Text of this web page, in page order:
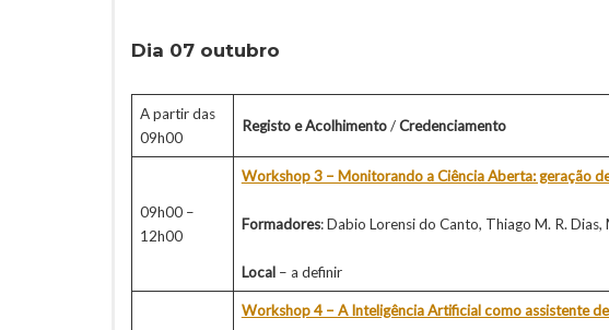
Dia 07 outubro
A partir das
09h00
Registo e Acolhimento/Credenciamento
09h00 –
12h00
Workshop 3 – Monitorando a Ciência Aberta: geração
Formadores: Dabio Lorensi do Canto, Thiago M. R.
Local – a definir
Workshop 4 – A Inteligência Artificial como assistente